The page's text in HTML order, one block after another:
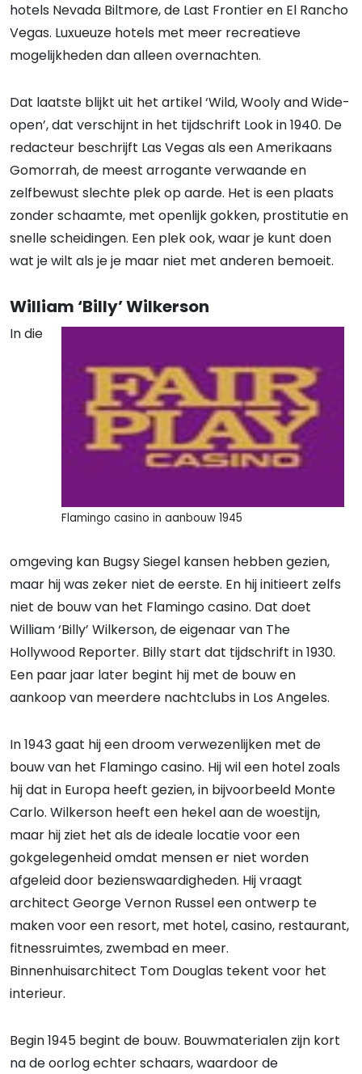
hotels Nevada Biltmore, de Last Frontier en El Rancho
Vegas. Luxueuze hotels met meer recreatieve
mogelijkheden dan alleen overnachten.
Dat laatste blijkt uit het artikel ‘Wild, Wooly and Wide-
open’, dat verschijnt in het tijdschrift Look in 1940. De
redacteur beschrijft Las Vegas als een Amerikaans
Gomorrah, de meest arrogante verwaande en
zelfbewust slechte plek op aarde. Het is een plaats
zonder schaamte, met openlijk gokken, prostitutie en
snelle scheidingen. Een plek ook, waar je kunt doen
wat je wilt als je je maar niet met anderen bemoeit.
William ‘Billy’ Wilkerson
Flamingo casino in aanbouw 1945
In die
omgeving kan Bugsy Siegel kansen hebben gezien,
maar hij was zeker niet de eerste. En hij initieert zelfs
niet de bouw van het Flamingo casino. Dat doet
William ‘Billy’ Wilkerson, de eigenaar van The
Hollywood Reporter. Billy start dat tijdschrift in 1930.
Een paar jaar later begint hij met de bouw en
aankoop van meerdere nachtclubs in Los Angeles.
In 1943 gaat hij een droom verwezenlijken met de
bouw van het Flamingo casino. Hij wil een hotel zoals
hij dat in Europa heeft gezien, in bijvoorbeeld Monte
Carlo. Wilkerson heeft een hekel aan de woestijn,
maar hij ziet het als de ideale locatie voor een
gokgelegenheid omdat mensen er niet worden
afgeleid door bezienswaardigheden. Hij vraagt
architect George Vernon Russel een ontwerp te
maken voor een resort, met hotel, casino, restaurant,
fitnessruimtes, zwembad en meer.
Binnenhuisarchitect Tom Douglas tekent voor het
interieur.
Begin 1945 begint de bouw. Bouwmaterialen zijn kort
na de oorlog echter schaars, waardoor de